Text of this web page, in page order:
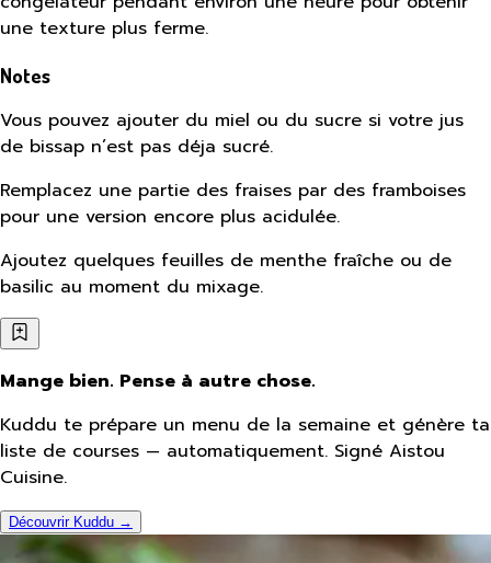
une texture plus ferme.
Notes
Vous pouvez ajouter du miel ou du sucre si votre jus
de bissap n’est pas déja sucré.
Remplacez une partie des fraises par des framboises
pour une version encore plus acidulée.
Ajoutez quelques feuilles de menthe fraîche ou de
basilic au moment du mixage.
Mange bien. Pense à autre chose.
Kuddu te prépare un menu de la semaine et génère ta
liste de courses — automatiquement. Signé Aistou
Cuisine.
Découvrir Kuddu →